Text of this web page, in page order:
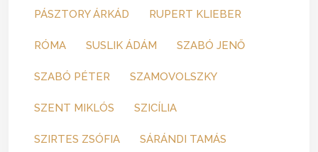
PÁSZTORY ÁRKÁD RUPERT KLIEBER
RÓMA SUSLIK ÁDÁM SZABÓ JENŐ
SZABÓ PÉTER SZAMOVOLSZKY
SZENT MIKLÓS SZICÍLIA
SZIRTES ZSÓFIA SÁRÁNDI TAMÁS